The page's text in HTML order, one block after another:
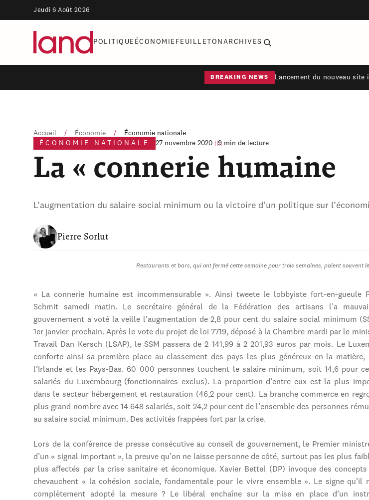
Jeudi 6 Août 2026
POLITIQUE ÉCONOMIE FEUILLETON ARCHIVES
BREAKING NEWS Lancement du nouveau site
Accueil / Économie /
Économie nationale
ÉCONOMIE NATIONALE
27 novembre 2020 9 min de lecture
La « connerie humaine
L’augmentation du salaire social minimum ou la victoire d’un politique sur
Pierre Sorlut
Restaurants et bars, qui ont fermé cette semaine pour trois semaines, paient souvent
« La connerie humaine est incommensurable ». Ainsi tweete le lobbyiste fort-en-gueule
Schmit samedi matin. Le secrétaire général de la Fédération des artisans l’a
gouvernement a voté la veille l’augmentation de 2,8 pour cent du salaire social minimum
1er janvier prochain. Après le vote du projet de loi 7719, déposé à la Chambre mardi par le
Travail Dan Kersch (LSAP), le SSM passera de 2 141,99 à 2 201,93 euros par mois. Le
conforte ainsi sa première place au classement des pays les plus généreux en la matière,
l’Irlande et les Pays-Bas. 60 000 personnes touchent le salaire minimum, soit 14,6 pour
salariés du Luxembourg (fonctionnaires exclus). La proportion d’entre eux est la plus
dans le secteur hébergement et restauration (46,2 pour cent). La branche commerce en
plus grand nombre avec 14 648 salariés, soit 24,2 pour cent de l’ensemble des personnes
au salaire social minimum. Des activités frappées fort par la crise.
Lors de la conférence de presse consécutive au conseil de gouvernement, le Premier
d’un « signal important », la preuve qu’on ne laisse personne de côté, surtout pas les plus
plus affectés par la crise sanitaire et économique. Xavier Bettel (DP) invoque des
chevauchent « la cohésion sociale, fondamentale pour le vivre ensemble ». Le signe qu’il
complètement adopté la mesure ? Le libéral enchaîne sur la mise en place d’un